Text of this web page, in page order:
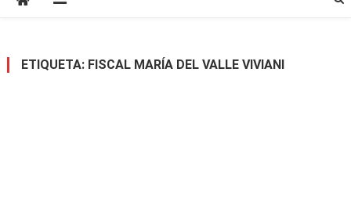
ETIQUETA: FISCAL MARÍA DEL VALLE VIVIANI